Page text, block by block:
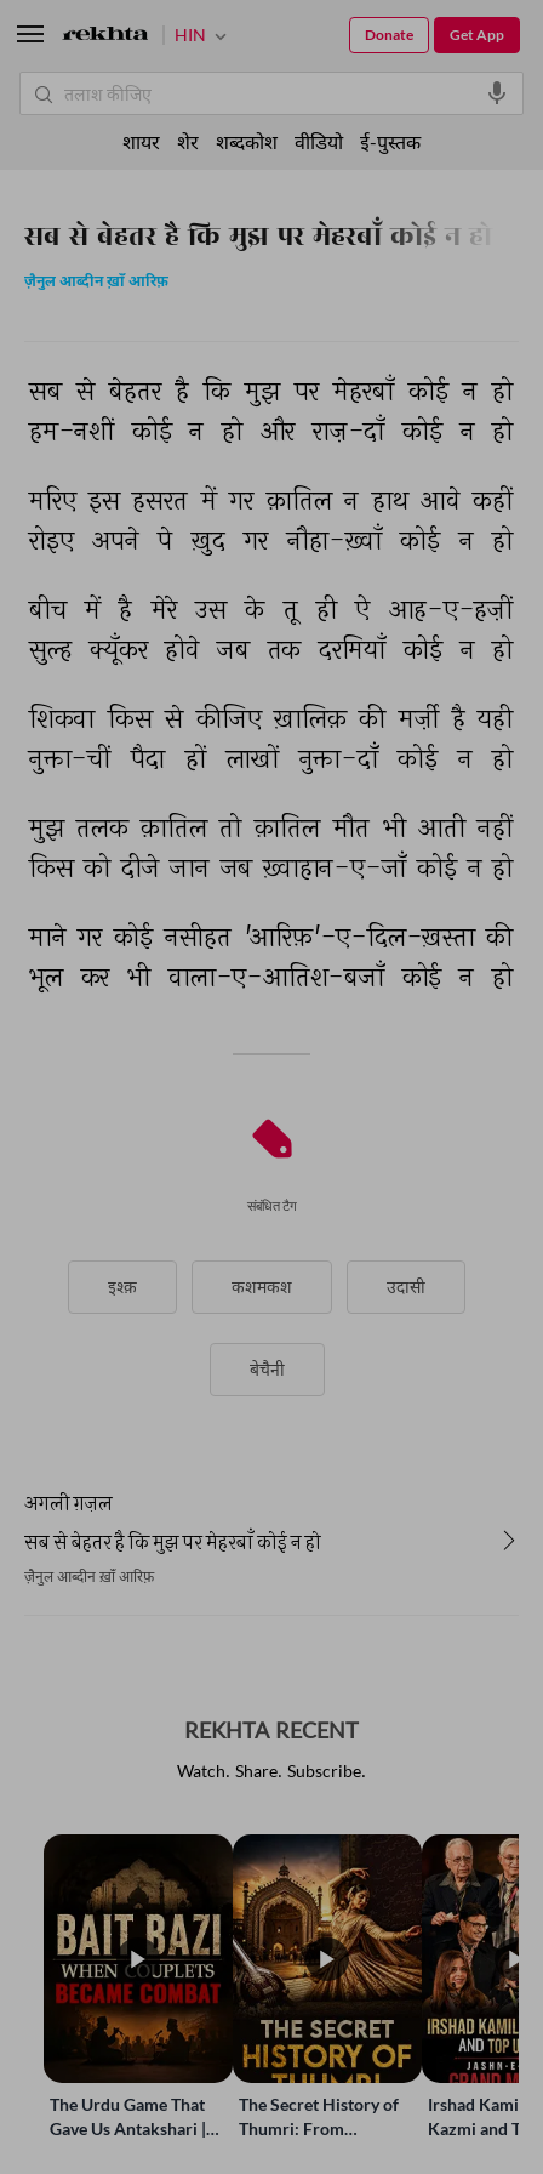
सब से बेहतर है कि मुझ पर मेहरबाँ कोई न हो
ज़ैनुल आब्दीन ख़ाँ आरिफ़
सब से बेहतर है कि मुझ पर मेहरबाँ कोई न हो
हम-नशीं कोई न हो और राज़-दाँ कोई न हो
मरिए इस हसरत में गर क़ातिल न हाथ आवे कहीं
रोइए अपने पे ख़ुद गर नौहा-ख़्वाँ कोई न हो
बीच में है मेरे उस के तू ही ऐ आह-ए-हज़ीं
सुल्ह क्यूँकर होवे जब तक दरमियाँ कोई न हो
शिकवा किस से कीजिए ख़ालिक़ की मर्ज़ी है यही
नुक्ता-चीं पैदा हों लाखों नुक्ता-दाँ कोई न हो
मुझ तलक क़ातिल तो क़ातिल मौत भी आती नहीं
किस को दीजे जान जब ख़्वाहान-ए-जाँ कोई न हो
माने गर कोई नसीहत 'आरिफ़'-ए-दिल-ख़स्ता की
भूल कर भी वाला-ए-आतिश-बजाँ कोई न हो
संबंधित टैग
इश्क़ कशमकश उदासी
बेचैनी
अगली ग़ज़ल
सब से बेहतर है कि मुझ पर मेहरबाँ कोई न हो
ज़ैनुल आब्दीन ख़ाँ आरिफ़
REKHTA RECENT
Watch. Share. Subscribe.
The Urdu Game That
Gave Us Antakshari |
The Secret History of
Thumri: From
Irshad Kamil,
Kazmi and
HIN Get App
Donate
शायर शेर शब्दकोश वीडियो ई-पुस्तक